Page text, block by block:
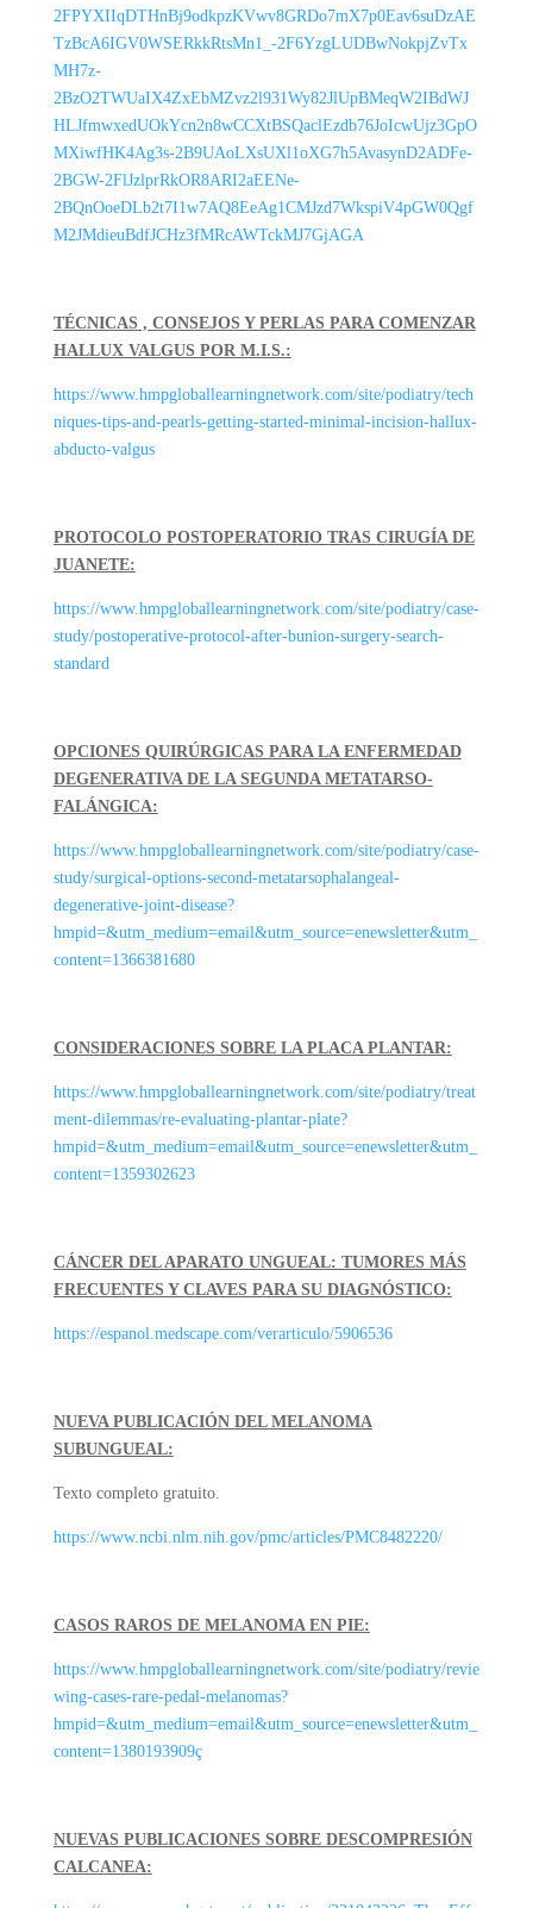
2FPYXIIqDTHnBj9odkpzKVwv8GRDo7mX7p0Eav6suDzAE
TzBcA6IGV0WSERkkRtsMn1_-2F6YzgLUDBwNokpjZvTx
MH7z-
2BzO2TWUaIX4ZxEbMZvz2l931Wy82JlUpBMeqW2IBdWJ
HLJfmwxedUOkYcn2n8wCCXtBSQaclEzdb76JoIcwUjz3GpO
MXiwfHK4Ag3s-2B9UAoLXsUXl1oXG7h5AvasynD2ADFe-
2BGW-2FlJzlprRkOR8ARI2aEENe-
2BQnOoeDLb2t7I1w7AQ8EeAg1CMJzd7WkspiV4pGW0Qgf
M2JMdieuBdfJCHz3fMRcAWTckMJ7GjAGA
TÉCNICAS , CONSEJOS Y PERLAS PARA COMENZAR
HALLUX VALGUS POR M.I.S.:
https://www.hmpgloballearningnetwork.com/site/podiatry/tech
niques-tips-and-pearls-getting-started-minimal-incision-hallux-
abducto-valgus
PROTOCOLO POSTOPERATORIO TRAS CIRUGÍA DE
JUANETE:
https://www.hmpgloballearningnetwork.com/site/podiatry/case-
study/postoperative-protocol-after-bunion-surgery-search-
standard
OPCIONES QUIRÚRGICAS PARA LA ENFERMEDAD
DEGENERATIVA DE LA SEGUNDA METATARSO-
FALÁNGICA:
https://www.hmpgloballearningnetwork.com/site/podiatry/case-
study/surgical-options-second-metatarsophalangeal-
degenerative-joint-disease?
hmpid=&utm_medium=email&utm_source=enewsletter&utm_
content=1366381680
CONSIDERACIONES SOBRE LA PLACA PLANTAR:
https://www.hmpgloballearningnetwork.com/site/podiatry/treat
ment-dilemmas/re-evaluating-plantar-plate?
hmpid=&utm_medium=email&utm_source=enewsletter&utm_
content=1359302623
CÁNCER DEL APARATO UNGUEAL: TUMORES MÁS
FRECUENTES Y CLAVES PARA SU DIAGNÓSTICO:
https://espanol.medscape.com/verarticulo/5906536
NUEVA PUBLICACIÓN DEL MELANOMA
SUBUNGUEAL:
Texto completo gratuito.
https://www.ncbi.nlm.nih.gov/pmc/articles/PMC8482220/
CASOS RAROS DE MELANOMA EN PIE:
https://www.hmpgloballearningnetwork.com/site/podiatry/revie
wing-cases-rare-pedal-melanomas?
hmpid=&utm_medium=email&utm_source=enewsletter&utm_
content=1380193909ç
NUEVAS PUBLICACIONES SOBRE DESCOMPRESIÓN
CALCANEA: